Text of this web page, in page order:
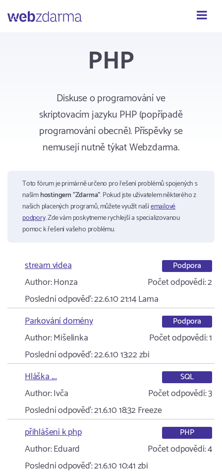
PHP
Diskuse o programování ve
skriptovacím jazyku PHP (popřípadě
programování obecně). Příspěvky se
nemusejí nutně týkat Webzdarma.
Toto fórum je primárně určeno pro řešení problémů spojených s
našímhostingem "Zdarma". Pokud jste uživatelem některého z
našich placených programů, můžete využít našíemailové
podpory. Zde vám poskytneme rychlejší a specializovanou
pomoc k řešení vašeho problému.
stream videa Podpora
Author:Honza Počet odpovědí:2
Poslední odpověď:22.6.10 21:14Lama
Parkování domény
Podpora
Author:Mišelinka Počet odpovědí:1
Poslední odpověď:22.6.10 13:22zbi
Hláška ....
SQL
Author:Ivča Počet odpovědí:3
Poslední odpověď:21.6.10 18:32Freeze
přihlášení k php
PHP
Author:Eduard Počet odpovědí:4
Poslední odpověď:21.6.10 10:41zbi